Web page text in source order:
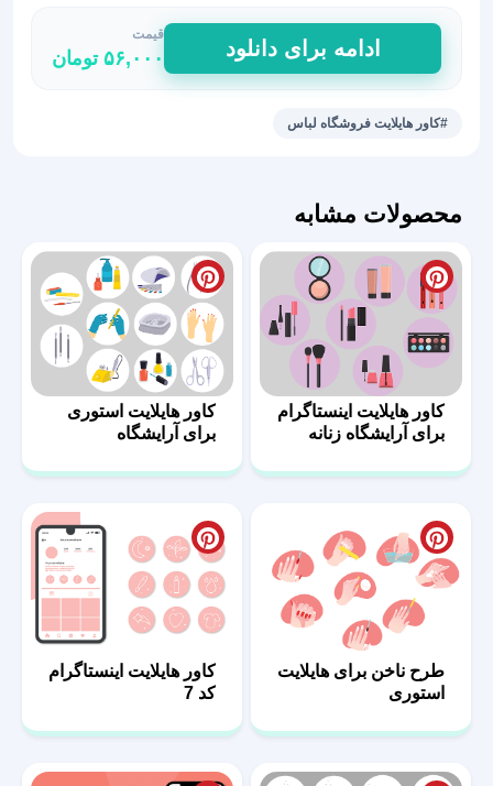
کاور
هایلایت
استوری
لباس
ادامه برای دانلود
قیمت
۵۶,۰۰۰ تومان
#کاور هایلایت فروشگاه لباس
محصولات مشابه
کاور هایلایت اینستاگرام
برای آرایشگاه زنانه
کاور هایلایت استوری
برای آرایشگاه
طرح ناخن برای هایلایت
استوری
کاور هایلایت اینستاگرام
کد 7